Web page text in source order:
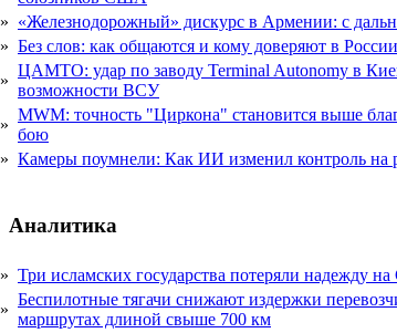
» «Железнодорожный» дискурс в Армении: с
» Без слов: как общаются и кому доверяют в России
»
ЦАМТО: удар по заводу Terminal Autonomy в
возможности ВСУ
»
MWM: точность "Циркона" становится выше
бою
» Камеры поумнели: Как ИИ изменил контроль на
Аналитика
» Три исламских государства потеряли надежду
»
Беспилотные тягачи снижают издержки
маршрутах длиной свыше 700 км